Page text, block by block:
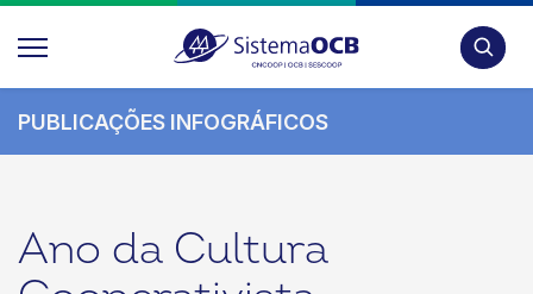
PUBLICAÇÕES INFOGRÁFICOS
Ano da Cultura